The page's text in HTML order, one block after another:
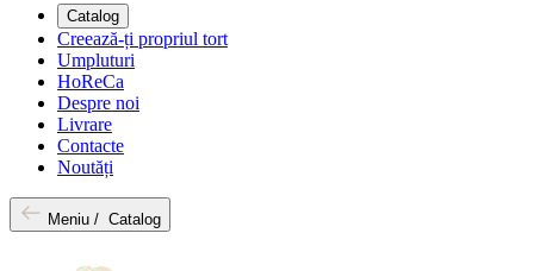
Catalog
Creează-ți propriul tort
Umpluturi
HoReCa
Despre noi
Livrare
Contacte
Noutăți
Meniu / Catalog